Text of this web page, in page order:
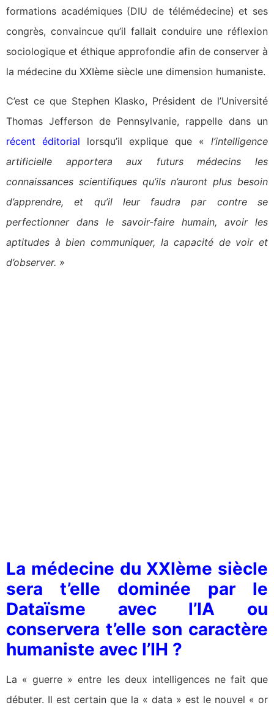
formations académiques (DIU de télémédecine) et ses
congrès, convaincue qu’il fallait conduire une réflexion
sociologique et éthique approfondie afin de conserver à
la médecine du XXIème siècle une dimension humaniste.
C’est ce que Stephen Klasko, Président de l’Université
Thomas Jefferson de Pennsylvanie, rappelle dans un
récent éditorial
lorsqu’il explique que « l’intelligence
artificielle apportera aux futurs médecins les
connaissances scientifiques qu’ils n’auront plus besoin
d’apprendre, et qu’il leur faudra par contre se
perfectionner dans le savoir-faire humain, avoir les
aptitudes à bien communiquer, la capacité de voir et
d’observer. »
La médecine du XXIème siècle
sera t’elle dominée par le
Dataïsme avec l’IA ou
conservera t’elle son caractère
humaniste avec l’IH ?
La « guerre » entre les deux intelligences ne fait que
débuter. Il est certain que la « data » est le nouvel « or